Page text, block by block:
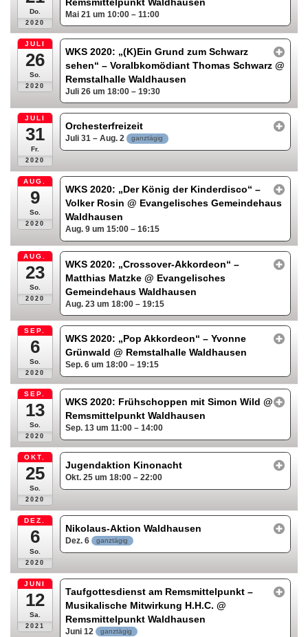
Do.
2020
Mai 21 um 10:00 – 11:00
JULI
26
So.
2020
WKS 2020: „(K)Ein Grund zum Schwarz
sehen“ – Voralbkomödiant Thomas Schwarz@
Remstalhalle Waldhausen
Juli 26 um 18:00 – 19:30
JULI
31
Fr.
2020
Orchesterfreizeit
Juli 31 – Aug. 2 ganztägig
AUG.
9
So.
2020
WKS 2020: „Der König der Kinderdisco“ –
Volker Rosin@ Evangelisches Gemeindehaus
Waldhausen
Aug. 9 um 15:00 – 16:15
AUG.
23
So.
2020
WKS 2020: „Crossover-Akkordeon“ –
Matthias Matzke@ Evangelisches
Gemeindehaus Waldhausen
Aug. 23 um 18:00 – 19:15
SEP.
6
So.
2020
WKS 2020: „Pop Akkordeon“ – Yvonne
Grünwald@ Remstalhalle Waldhausen
Sep. 6 um 18:00 – 19:15
SEP.
13
So.
2020
WKS 2020: Frühschoppen mit Simon Wild@
Remsmittelpunkt Waldhausen
Sep. 13 um 11:00 – 14:00
OKT.
25
So.
2020
Jugendaktion Kinonacht
Okt. 25 um 18:00 – 22:00
DEZ.
6
So.
2020
Nikolaus-Aktion Waldhausen
Dez. 6 ganztägig
JUNI
12
Sa.
2021
Taufgottesdienst am Remsmittelpunkt –
Musikalische Mitwirkung H.H.C.@
Remsmittelpunkt Waldhausen
Juni 12 ganztägig